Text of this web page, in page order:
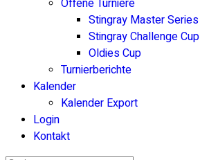
Offene Turniere
Stingray Master Series
Stingray Challenge Cup
Oldies Cup
Turnierberichte
Kalender
Kalender Export
Login
Kontakt